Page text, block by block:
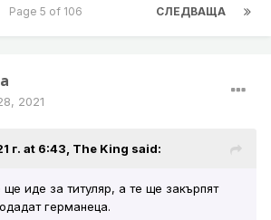
СЛЕДВАЩА
Page 5 of 106
2021
г. at 6:43, The King said:
иде за титуляр, а те ще закърпят
германеца.